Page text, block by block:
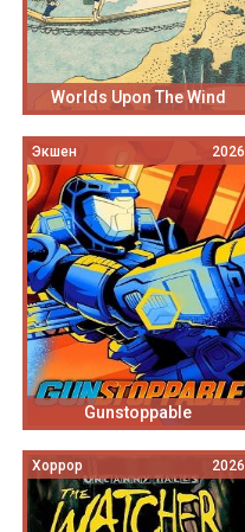
Worlds Upon The Wind
Экшен 2026
Gunstoppable
Хоррор 2026